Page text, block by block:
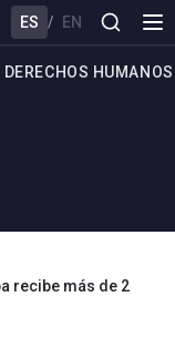
ES / EN
DERECHOS HUMANOS
recibe más de 2